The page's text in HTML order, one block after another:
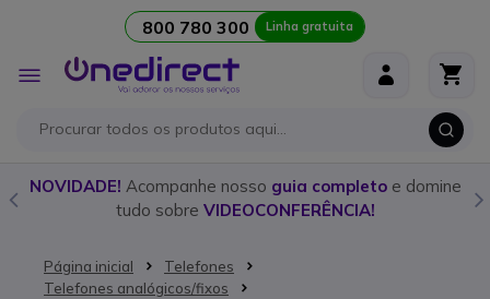
800 780 300 Linha gratuita
Alternar
Nav
NOVIDADE! Acompanhe nosso guia completoe domine
tudo sobre VIDEOCONFERÊNCIA!
Página inicial
Telefones
Telefones analógicos/fixos